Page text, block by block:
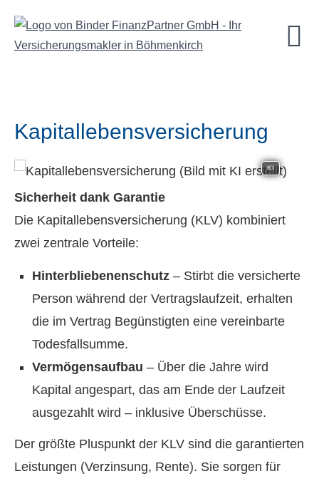
Ka­pi­tal­le­bens­ver­si­che­rung
KI
Sicherheit dank Garantie
Die Ka­pi­tal­le­bens­ver­si­che­rung (KLV) kombiniert
zwei zentrale Vorteile:
Hinterbliebenenschutz – Stirbt die versicherte
Person während der Vertragslaufzeit, erhalten
die im Vertrag Begünstigten eine vereinbarte
Todesfallsumme.
Vermögensaufbau – Über die Jahre wird
Kapital angespart, das am Ende der Laufzeit
ausgezahlt wird – inklusive Überschüsse.
Der größte Pluspunkt der KLV sind die garantierten
Leistungen (Verzinsung, Rente). Sie sorgen für